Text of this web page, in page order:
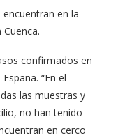
encuentran en la
confirmados en
“En el
las muestras y
no han tenido
en cerco